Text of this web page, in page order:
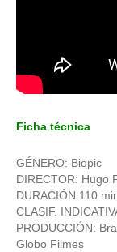
Ficha técnica
GÉNERO: Biopic
DIRECTOR: Hugo
DURACIÓN 110
CLASIF.
PRODUCCIÓN:
Globo Filmes